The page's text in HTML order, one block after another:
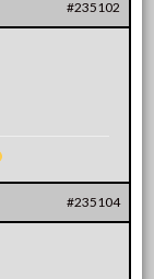
#235102
#235104